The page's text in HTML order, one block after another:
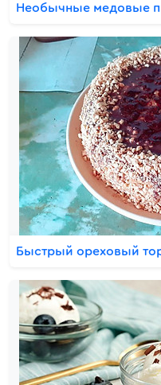
Необычные медовые
Быстрый ореховый